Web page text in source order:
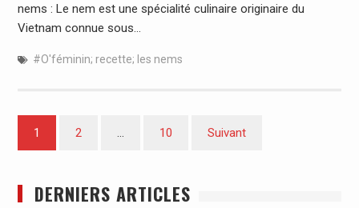
nems : Le nem est une spécialité culinaire originaire du
Vietnam connue sous…
#O'féminin; recette; les nems
Pagination
des
1 2 10 Suivant
DERNIERS ARTICLES